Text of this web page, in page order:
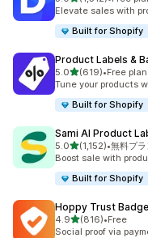
合計レビュー数：1512
Elevate sales with
Built for Shopify
Product Labels &
5.05つ星中
(619)
合計レビュー数：619
•Free
Tune your products
Built for Shopify
Sami AI Product
5.05つ星中
(1,152)
合計レビュー数：1152
•無料プラ
Boost sale with
Built for Shopify
Hoppy Trust
4.95つ星中
(816)
合計レビュー数：816件
•Free
Social proof via